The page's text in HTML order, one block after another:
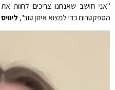
"אני חושב שאנחנו צריכים לחוות
הספקטרום כדי למצוא איזון טוב", ליוויס